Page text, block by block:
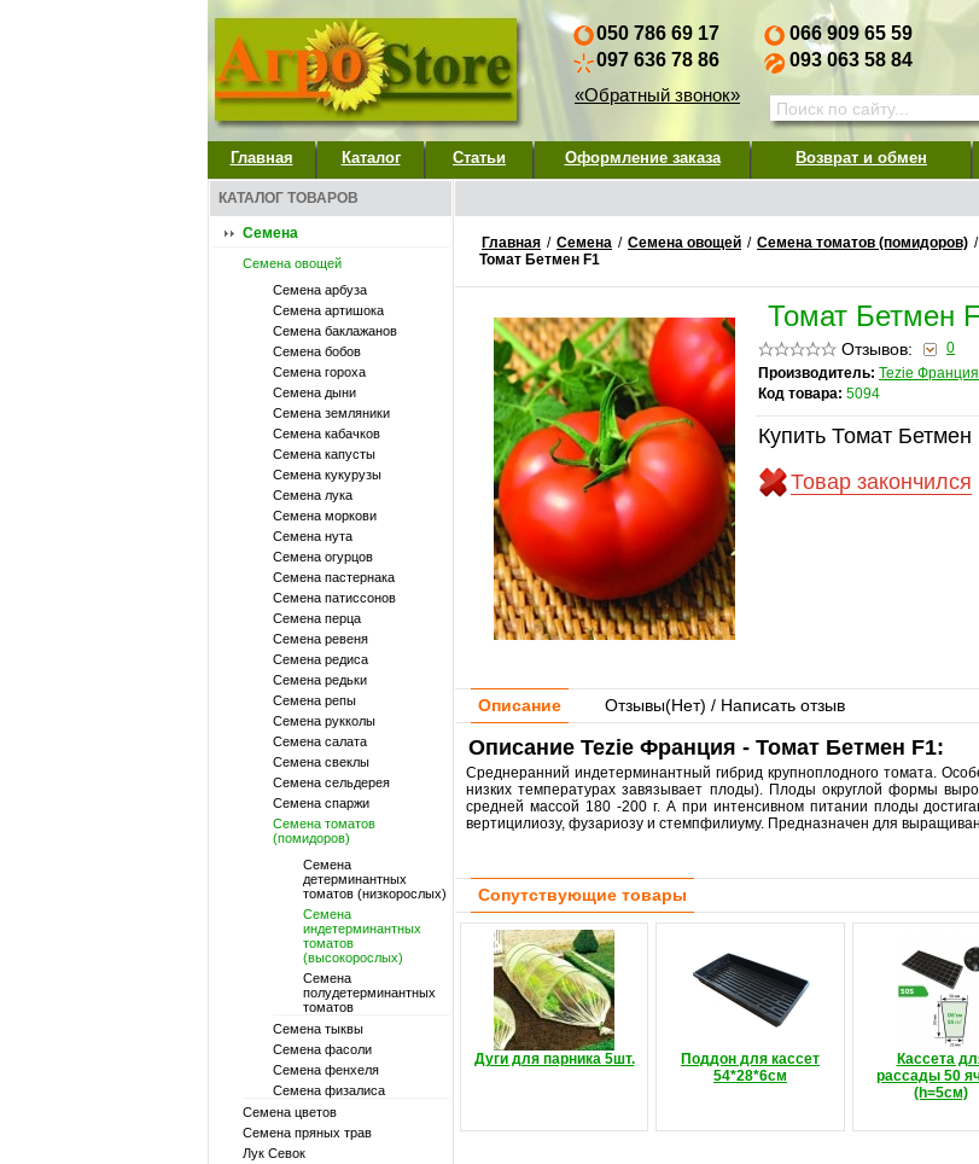
050 786 69 17
097 636 78 86
«Обратный звонок»
066 909 65 59
093 063 58 84
Главная Каталог Статьи Оформление заказа Возврат и обмен
КАТАЛОГ ТОВАРОВ
Семена
Семена овощей
Семена арбуза
Семена артишока
Семена баклажанов
Семена бобов
Семена гороха
Семена дыни
Семена земляники
Семена кабачков
Семена капусты
Семена кукурузы
Семена лука
Семена моркови
Семена нута
Семена огурцов
Семена пастернака
Семена патиссонов
Семена перца
Семена ревеня
Семена редиса
Семена редьки
Семена репы
Семена рукколы
Семена салата
Семена свеклы
Семена сельдерея
Семена спаржи
Семена томатов
(помидоров)
Семена
детерминантных
томатов (низкорослых)
Семена
индетерминантных
томатов
(высокорослых)
Семена
полудетерминантных
томатов
Семена тыквы
Семена фасоли
Семена фенхеля
Семена физалиса
Семена цветов
Семена пряных трав
Лук Севок
Главная / Семена / Семена овощей / Семена томатов (помидоров) /
Томат Бетмен F1
Томат Бетмен
Отзывов:
0
Производитель: Tezie Франция
Код товара: 5094
Купить Томат Бетмен
Товар закончился
Описание Отзывы(Нет) / Написать отзыв
Описание Tezie Франция - Томат Бетмен F1:
Среднеранний индетерминантный гибрид крупноплодного томата.
низких температурах завязывает плоды). Плоды округлой формы
средней массой 180 -200 г. А при интенсивном питании плоды
вертицилиозу, фузариозу и стемпфилиуму. Предназначен для
Сопутствующие товары
Дуги для парника 5шт.
Поддон для кассет
54*28*6см
Кассета
рассады 50
(h=5см)